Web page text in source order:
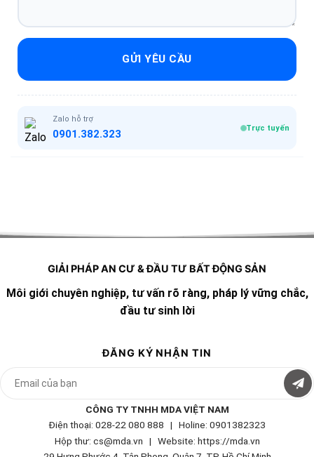
GỬI YÊU CẦU
Zalo hỗ trợ
0901.382.323 Trực tuyến
GIẢI PHÁP AN CƯ & ĐẦU TƯ BẤT ĐỘNG SẢN
Môi giới chuyên nghiệp, tư vấn rõ ràng, pháp lý vững chắc,
đầu tư sinh lời
ĐĂNG KÝ NHẬN TIN
CÔNG TY TNHH MDA VIỆT NAM
Điện thoại: 028-22 080 888 | Holine: 0901382323
Hộp thư: cs@mda.vn | Website: https://mda.vn